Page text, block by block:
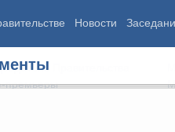
Новости
Правительства
премьеры